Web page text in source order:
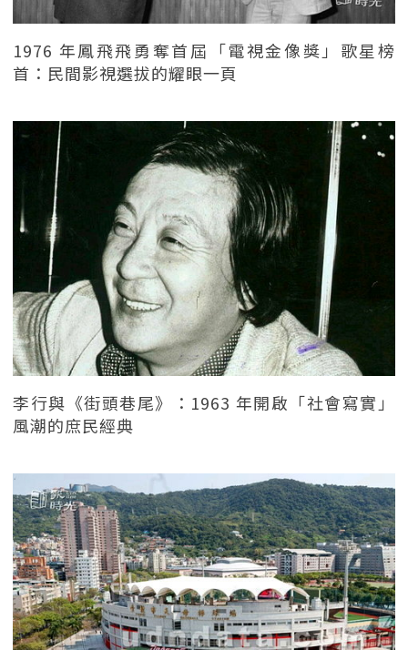
1976 年鳳飛飛勇奪首屆「電視金像獎」歌星榜
首：民間影視選拔的耀眼一頁
李行與《街頭巷尾》：1963 年開啟「社會寫實」
風潮的庶民經典